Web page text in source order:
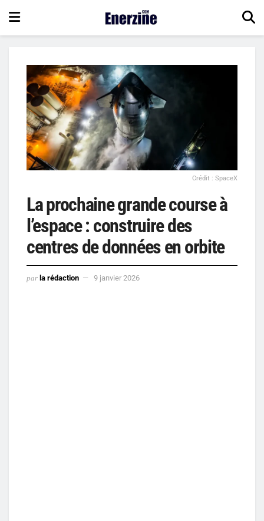
Crédit : SpaceX
La prochaine grande course à
l’espace : construire des
centres de données en orbite
par la rédaction 9 janvier 2026